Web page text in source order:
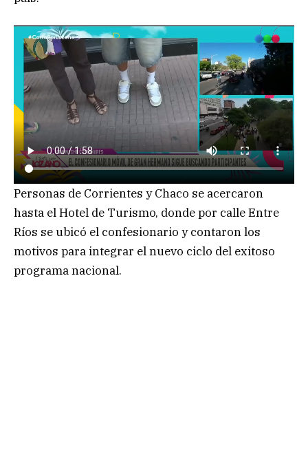
Personas de Corrientes y Chaco se acercaron
hasta el Hotel de Turismo, donde por calle Entre
Ríos se ubicó el confesionario y contaron los
motivos para integrar el nuevo ciclo del exitoso
programa nacional.